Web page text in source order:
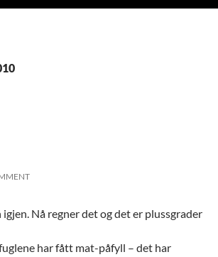
Nå regner det og det er plussgrader
har fått mat-påfyll – det har